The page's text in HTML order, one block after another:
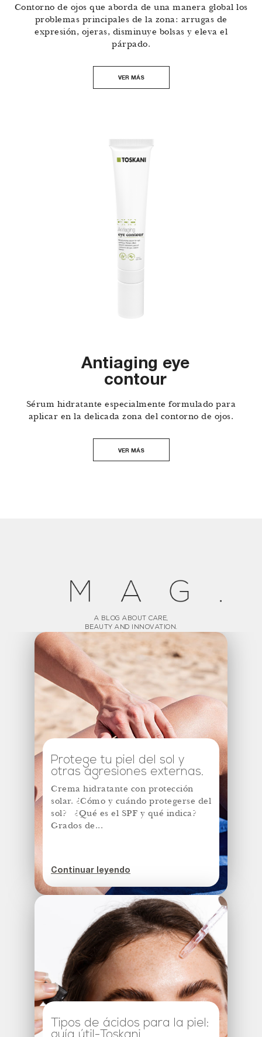
Contorno de ojos que aborda de una manera global los
problemas principales de la zona: arrugas de
expresión, ojeras, disminuye bolsas y eleva el
párpado.
VER MÁS
Antiaging eye
contour
Sérum hidratante especialmente formulado para
aplicar en la delicada zona del contorno de ojos.
VER MÁS
A BLOG ABOUT CARE,
BEAUTY AND INNOVATION.
Protege tu piel del sol y
otras agresiones externas.
Crema hidratante con protección
solar. ¿Cómo y cuándo protegerse del
sol? ¿Qué es el SPF y qué indica?
Grados de...
Continuar leyendo
Tipos de ácidos para la piel: